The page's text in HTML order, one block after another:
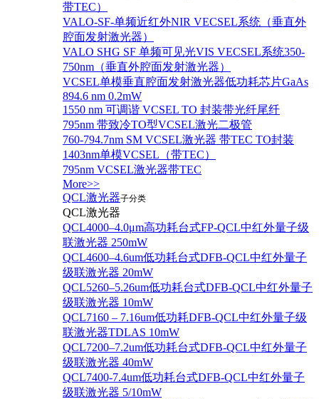
带TEC）
VALO-SF-单频近红外NIR VECSEL系统（垂直外
腔面发射激光器）
VALO SHG SF 单频可见光VIS VECSEL系统350-
750nm（垂直外腔面发射激光器）
VCSEL单模垂直腔面发射激光器低功耗芯片GaAs
894.6 nm 0.2mW
1550 nm 可调谐 VCSEL TO 封装带光纤尾纤
795nm 带致冷TO型VCSEL激光二极管
760-794.7nm SM VCSEL激光器 带TEC TO封装
1403nm单模VCSEL（带TEC）
795nm VCSEL激光器带TEC
More>>
QCL激光器子分类
QCL激光器
QCL4000–4.0μm高功耗台式FP-QCL中红外量子级
联激光器 250mW
QCL4600–4.6um低功耗台式DFB-QCL中红外量子
级联激光器 20mW
QCL5260–5.26um低功耗台式DFB-QCL中红外量子
级联激光器 10mW
QCL7160 – 7.16um低功耗DFB-QCL中红外量子级
联激光器TDLAS 10mW
QCL7200–7.2um低功耗台式DFB-QCL中红外量子
级联激光器 40mW
QCL7400-7.4um低功耗台式DFB-QCL中红外量子
级联激光器 5/10mW